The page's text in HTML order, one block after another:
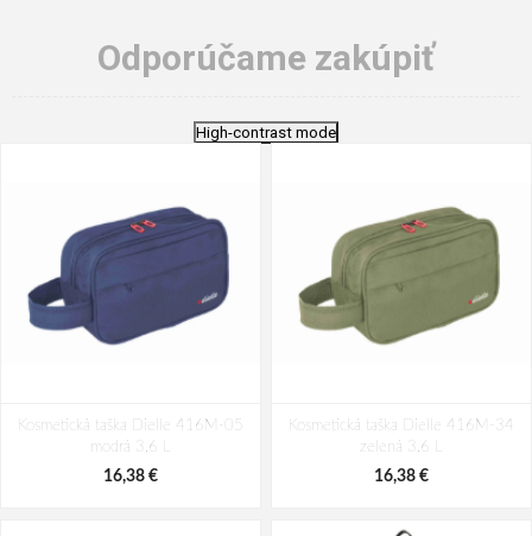
Odporúčame zakúpiť
High-contrast mode
Kosmetická taška Dielle 416M-05
modrá 3,6 L
16,38 €
Kosmetická taška Dielle 416M-34
zelená 3,6 L
16,38 €